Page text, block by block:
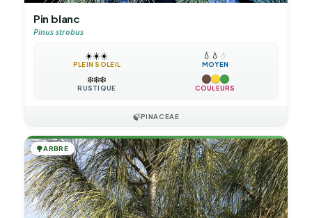
Pin blanc
Pinus strobus
☀️☀️☀️
PLEIN SOLEIL
💧 💧 💧
MOYEN
❄️❄️❄️
RUSTIQUE COULEURS
🍃PINACEAE
🌳ARBRE